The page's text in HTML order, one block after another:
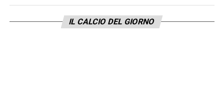
milioni di euro.
IL CALCIO DEL GIORNO